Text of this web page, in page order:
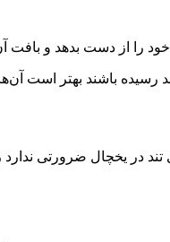
را از دست بدهد و بافت
رسیده باشند بهتر است
در یخچال ضرورتی ندارد